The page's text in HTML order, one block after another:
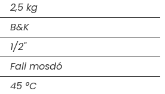
2,5 kg
B&K
1/2"
Fali mosdó
45 °C